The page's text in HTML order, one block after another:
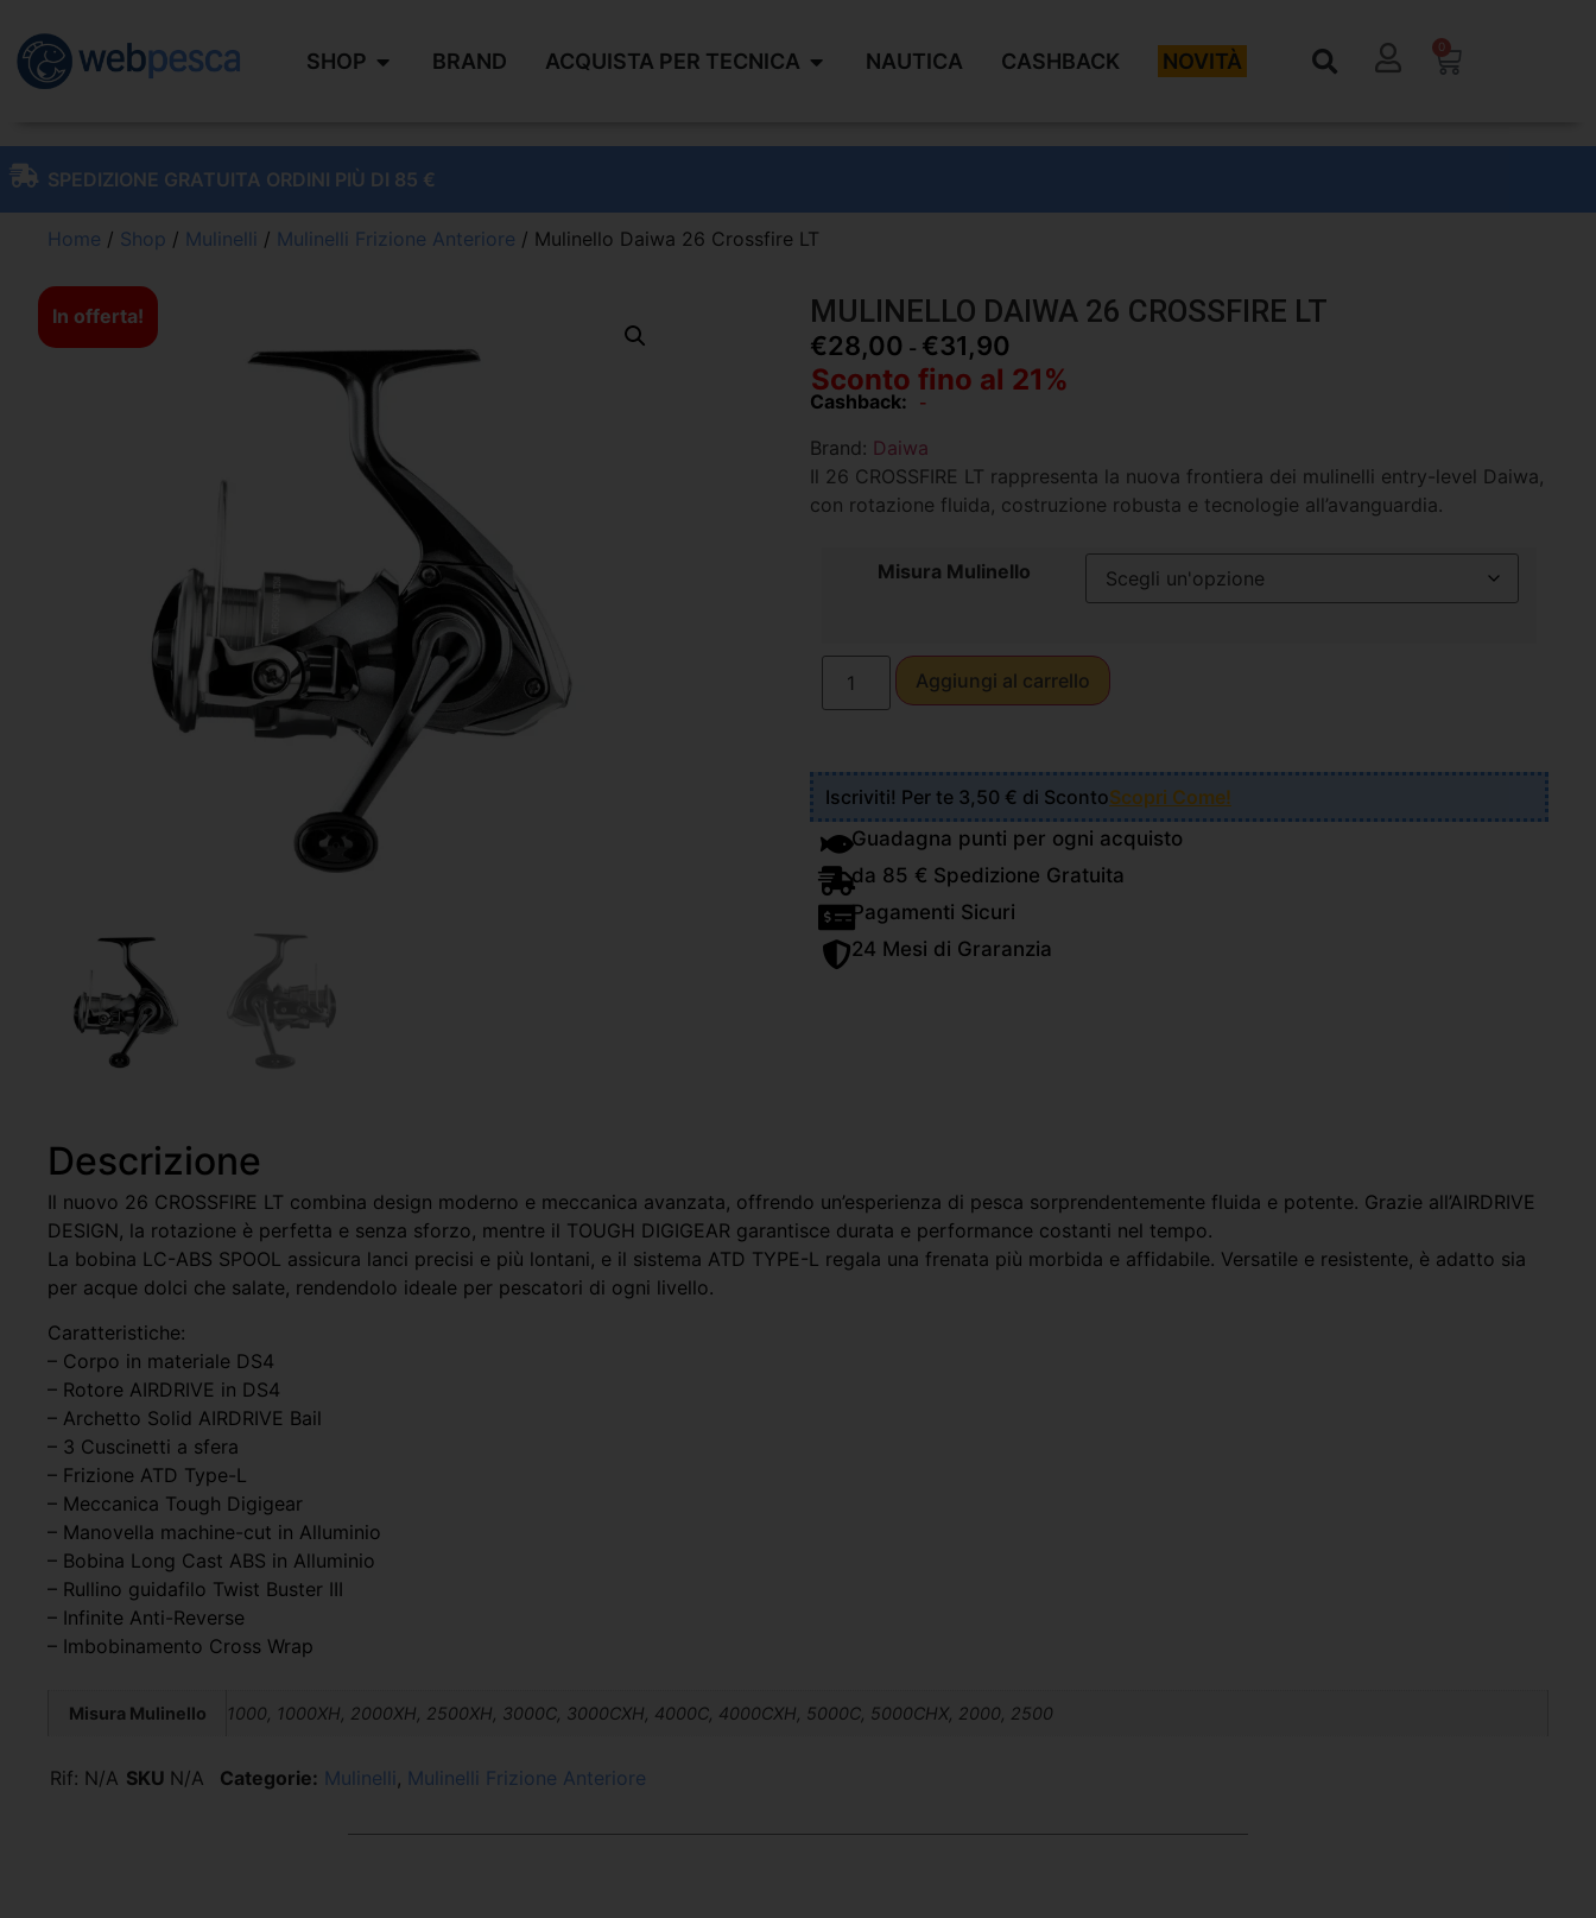
SHOP BRAND ACQUISTA PER TECNICA NAUTICA CASHBACK NOVITÀ
0
SPEDIZIONE GRATUITA ORDINI PIÙ DI 85 €
Home / Shop / Mulinelli / Mulinelli Frizione Anteriore / Mulinello Daiwa 26 Crossfire LT
In offerta! MULINELLO DAIWA 26 CROSSFIRE LT
€28,00 - €31,90
Sconto fino al 21%
Cashback: -
Brand: Daiwa
Il 26 CROSSFIRE LT rappresenta la nuova frontiera dei mulinelli entry-level Daiwa,
con rotazione fluida, costruzione robusta e tecnologie all’avanguardia.
Misura Mulinello
Aggiungi al carrello
Iscriviti! Per te 3,50 € di ScontoScopri Come!
Guadagna punti per ogni acquisto
da 85 € Spedizione Gratuita
Pagamenti Sicuri
24 Mesi di Graranzia
Descrizione
Il nuovo 26 CROSSFIRE LT combina design moderno e meccanica avanzata, offrendo un’esperienza di pesca sorprendentemente fluida e potente. Grazie all’AIRDRIVE
DESIGN, la rotazione è perfetta e senza sforzo, mentre il TOUGH DIGIGEAR garantisce durata e performance costanti nel tempo.
La bobina LC-ABS SPOOL assicura lanci precisi e più lontani, e il sistema ATD TYPE-L regala una frenata più morbida e affidabile. Versatile e resistente, è adatto sia
per acque dolci che salate, rendendolo ideale per pescatori di ogni livello.
Caratteristiche:
– Corpo in materiale DS4
– Rotore AIRDRIVE in DS4
– Archetto Solid AIRDRIVE Bail
– 3 Cuscinetti a sfera
– Frizione ATD Type-L
– Meccanica Tough Digigear
– Manovella machine-cut in Alluminio
– Bobina Long Cast ABS in Alluminio
– Rullino guidafilo Twist Buster III
– Infinite Anti-Reverse
– Imbobinamento Cross Wrap
Misura Mulinello 1000, 1000XH, 2000XH, 2500XH, 3000C, 3000CXH, 4000C, 4000CXH, 5000C, 5000CHX, 2000, 2500
Rif: N/A SKU N/A Categorie: Mulinelli , Mulinelli Frizione Anteriore